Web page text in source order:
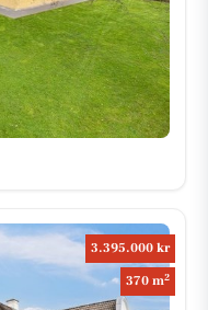
3.395.000 kr
370 m2